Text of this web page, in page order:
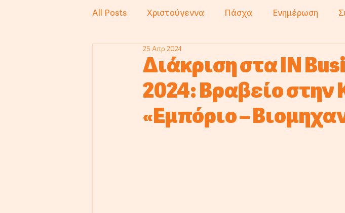
All Posts Χριστούγεννα Πάσχα Ενημέρωση
Διάκριση στα IN
2024: Βραβείο στην
«Εμπόριο –
25 Απρ 2024